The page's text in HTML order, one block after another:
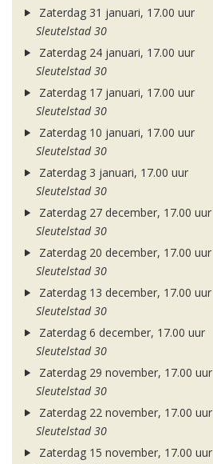
Zaterdag 31 januari, 17.00 uur
Sleutelstad 30
Zaterdag 24 januari, 17.00 uur
Sleutelstad 30
Zaterdag 17 januari, 17.00 uur
Sleutelstad 30
Zaterdag 10 januari, 17.00 uur
Sleutelstad 30
Zaterdag 3 januari, 17.00 uur
Sleutelstad 30
Zaterdag 27 december, 17.00 uur
Sleutelstad 30
Zaterdag 20 december, 17.00 uur
Sleutelstad 30
Zaterdag 13 december, 17.00 uur
Sleutelstad 30
Zaterdag 6 december, 17.00 uur
Sleutelstad 30
Zaterdag 29 november, 17.00 uur
Sleutelstad 30
Zaterdag 22 november, 17.00 uur
Sleutelstad 30
Zaterdag 15 november, 17.00 uur